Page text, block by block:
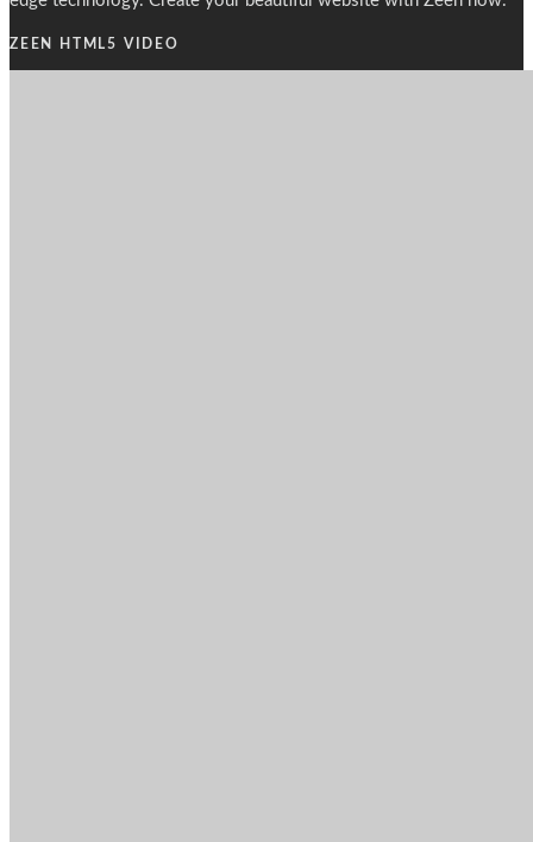
ZEEN HTML5 VIDEO